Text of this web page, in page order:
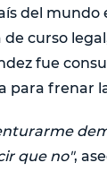
del mundo
curso
fue
para frenar
que no",